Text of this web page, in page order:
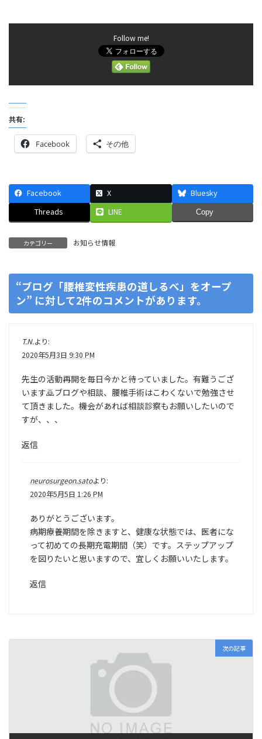
Follow me!
共有:
Facebook その他
Facebook X
Bluesky
Threads
LINE Copy
カテゴリー お知らせ情報
“ブログ「腰椎変性疾患の道しるべ」をオープ
ン” に対して2件のコメントがあります。
T.N.より:
2020年5月3日 9:30 PM
先生の活動再開を毎日今かと待っていました。有難うござ
います🙇ブログや相談、腰椎手術はこわくないで勉強させ
て頂きました。機会があれば相談診察もお願いしたいので
すが、、、
返信
neurosurgeon.satoより:
2020年5月5日 1:26 PM
ありがとうございます。
病期療養期間を除きますと、健康な状態では、医者にな
って初めての長期充電期間（笑）です。ステップアップ
を図りたいと思いますので、宜しくお願いいたします。
返信
次の記事